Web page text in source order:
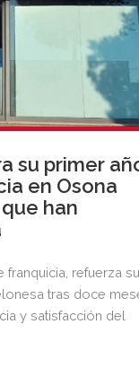
su primer
en Osona
han
refuerza
tras doce
y satisfacción del